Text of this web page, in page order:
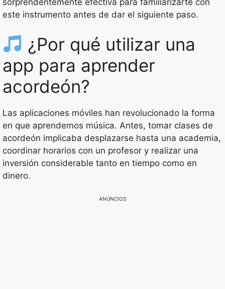
este instrumento antes de dar el siguiente paso.
¿Por qué utilizar una
app para aprender
acordeón?
Las aplicaciones móviles han revolucionado la forma
en que aprendemos música. Antes, tomar clases de
acordeón implicaba desplazarse hasta una academia,
coordinar horarios con un profesor y realizar una
inversión considerable tanto en tiempo como en
dinero.
ANÚNCIOS